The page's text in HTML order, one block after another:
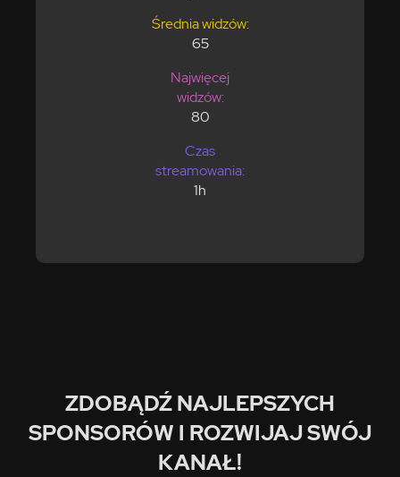
Średnia widzów:
65
Najwięcej
widzów:
80
Czas
streamowania:
1h
ZDOBĄDŹ NAJLEPSZYCH
SPONSORÓW I ROZWIJAJ SWÓJ
KANAŁ!